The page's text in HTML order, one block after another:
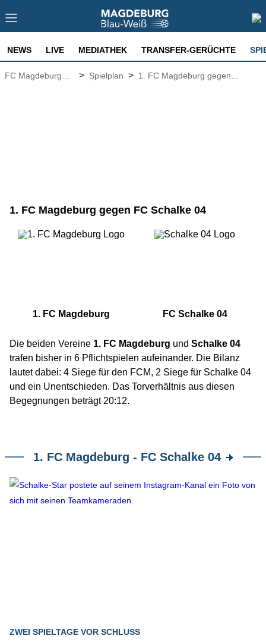
NEWS LIVE MEDIATHEK TRANSFER-GERÜCHTE
FC Magdeburg
> Spielplan > 1. FC Magdeburg gegen
1. FC Magdeburg gegen FC Schalke 04
1. FC Magdeburg FC Schalke 04
Die beiden Vereine 1. FC Magdeburg und Schalke 04
trafen bisher in 6 Pflichtspielen aufeinander. Die Bilanz
lautet dabei: 4 Siege für den FCM, 2 Siege für Schalke 04
und ein Unentschieden. Das Torverhältnis aus diesen
Begegnungen beträgt 20:12.
1. FC Magdeburg - FC Schalke 04
ZWEI SPIELTAGE VOR SCHLUSS